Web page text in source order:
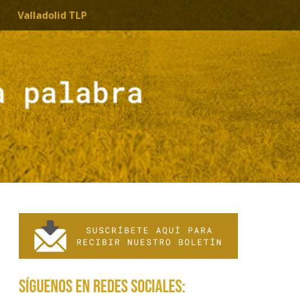
Valladolid TLP
Síguenos en redes sociales: